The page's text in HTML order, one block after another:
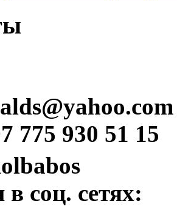
775 930 51 15
сетях: